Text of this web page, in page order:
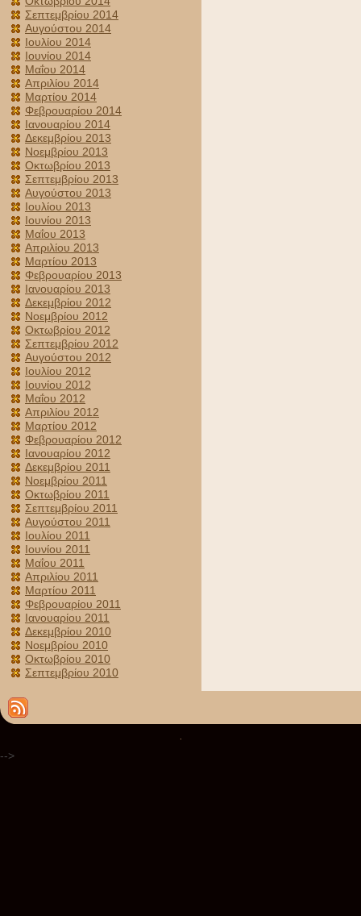
Σεπτεμβρίου 2014
Αυγούστου 2014
Ιουλίου 2014
Ιουνίου 2014
Μαΐου 2014
Απριλίου 2014
Μαρτίου 2014
Φεβρουαρίου 2014
Ιανουαρίου 2014
Δεκεμβρίου 2013
Νοεμβρίου 2013
Οκτωβρίου 2013
Σεπτεμβρίου 2013
Αυγούστου 2013
Ιουλίου 2013
Ιουνίου 2013
Μαΐου 2013
Απριλίου 2013
Μαρτίου 2013
Φεβρουαρίου 2013
Ιανουαρίου 2013
Δεκεμβρίου 2012
Νοεμβρίου 2012
Οκτωβρίου 2012
Σεπτεμβρίου 2012
Αυγούστου 2012
Ιουλίου 2012
Ιουνίου 2012
Μαΐου 2012
Απριλίου 2012
Μαρτίου 2012
Φεβρουαρίου 2012
Ιανουαρίου 2012
Δεκεμβρίου 2011
Νοεμβρίου 2011
Οκτωβρίου 2011
Σεπτεμβρίου 2011
Αυγούστου 2011
Ιουλίου 2011
Ιουνίου 2011
Μαΐου 2011
Απριλίου 2011
Μαρτίου 2011
Φεβρουαρίου 2011
Ιανουαρίου 2011
Δεκεμβρίου 2010
Νοεμβρίου 2010
Οκτωβρίου 2010
Σεπτεμβρίου 2010
-->